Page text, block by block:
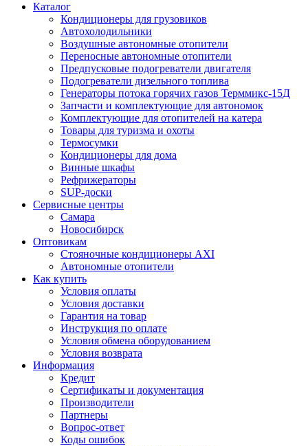
Каталог
Кондиционеры для грузовиков
Автохолодильники
Воздушные автономные отопители
Переносные автономные отопители
Предпусковые подогреватели двигателя
Подогреватели дизельного топлива
Генераторы потока горячих газов Терммикс-15Д
Запчасти и комплектующие для автономок
Комплектующие для отопителей на катера
Товары для туризма и охоты
Термосумки
Кондиционеры для дома
Винные шкафы
Рефрижераторы
SUP-доски
Сервисные центры
Самара
Новосибирск
Оптовикам
Стояночные кондиционеры AXI
Автономные отопители
Как купить
Условия оплаты
Условия доставки
Гарантия на товар
Инструкция по оплате
Условия обмена оборудованием
Условия возврата
Информация
Кредит
Сертификаты и документация
Производители
Партнеры
Вопрос-ответ
Коды ошибок